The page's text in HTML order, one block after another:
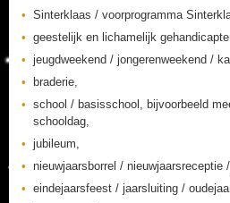
Sinterklaas / voorprogramma
geestelijk en lichamelijk
jeugdweekend / jongerenweekend /
braderie,
school / basisschool, bijvoorbeeld
schooldag,
jubileum,
nieuwjaarsborrel / nieuwjaarsreceptie
eindejaarsfeest / jaarsluiting /